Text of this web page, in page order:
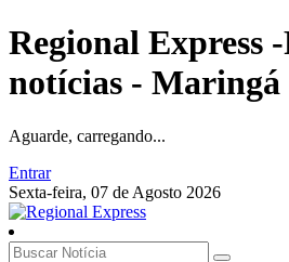
Regional Express
notícias - Maringá
Aguarde, carregando...
Entrar
Sexta-feira, 07 de Agosto 2026